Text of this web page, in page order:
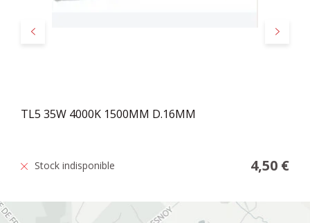
Précédent Suivant
TL5 35W 4000K 1500MM D.16MM
Stock indisponible 4,50 €